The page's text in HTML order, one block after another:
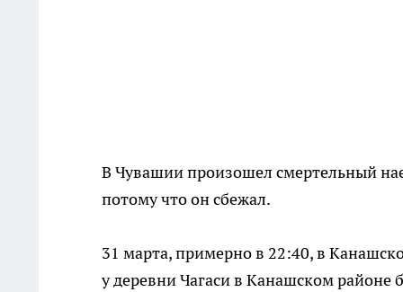
В Чувашии произошел смертельный
потому что он сбежал.
31 марта, примерно в 22:40, в
у деревни Чагаси в Канашском районе